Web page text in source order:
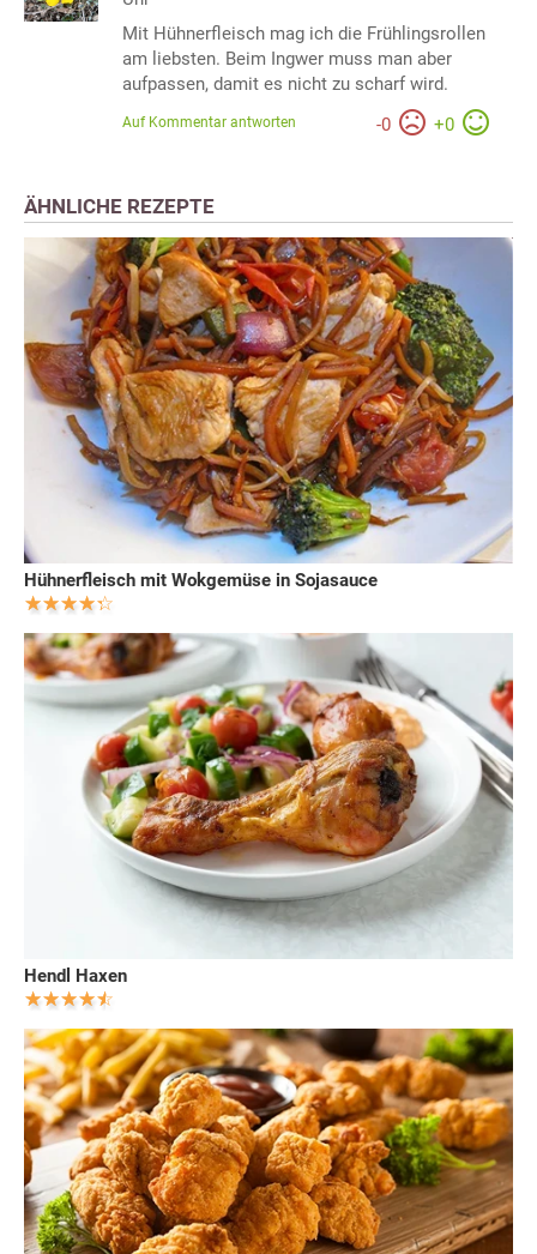
Mit Hühnerfleisch mag ich die Frühlingsrollen
am liebsten. Beim Ingwer muss man aber
aufpassen, damit es nicht zu scharf wird.
-0 +0
Auf Kommentar antworten
ÄHNLICHE REZEPTE
Hühnerfleisch mit Wokgemüse in Sojasauce
Hendl Haxen